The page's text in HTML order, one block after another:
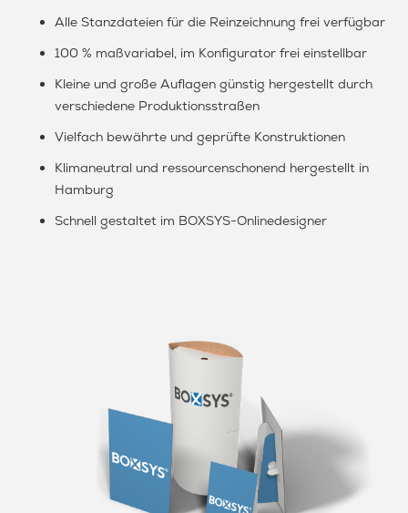
Alle Stanzdateien für die Reinzeichnung frei verfügbar
100 % maßvariabel, im Konfigurator frei einstellbar
Kleine und große Auflagen günstig hergestellt durch
verschiedene Produktionsstraßen
Vielfach bewährte und geprüfte Konstruktionen
Klimaneutral und ressourcenschonend hergestellt in
Hamburg
Schnell gestaltet im BOXSYS-Onlinedesigner